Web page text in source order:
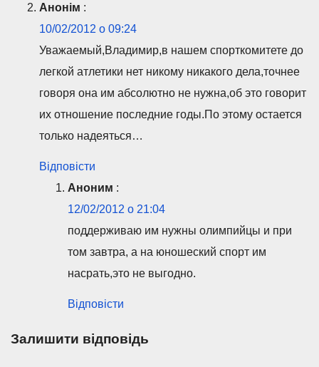
Анонім :
10/02/2012 о 09:24
Уважаемый,Владимир,в нашем спорткомитете до
легкой атлетики нет никому никакого дела,точнее
говоря она им абсолютно не нужна,об это говорит
их отношение последние годы.По этому остается
только надеяться…
Відповісти
Аноним :
12/02/2012 о 21:04
поддерживаю им нужны олимпийцы и при
том завтра, а на юношеский спорт им
насрать,это не выгодно.
Відповісти
Залишити відповідь